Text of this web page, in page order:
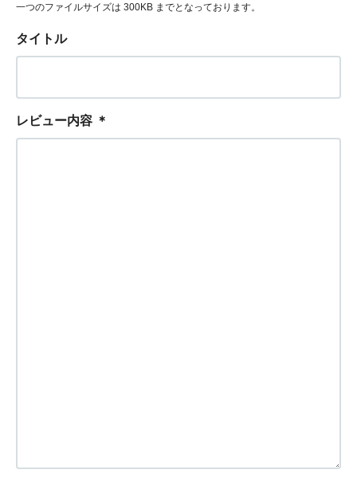
一つのファイルサイズは 300KB までとなっております。
タイトル
レビュー内容 ＊